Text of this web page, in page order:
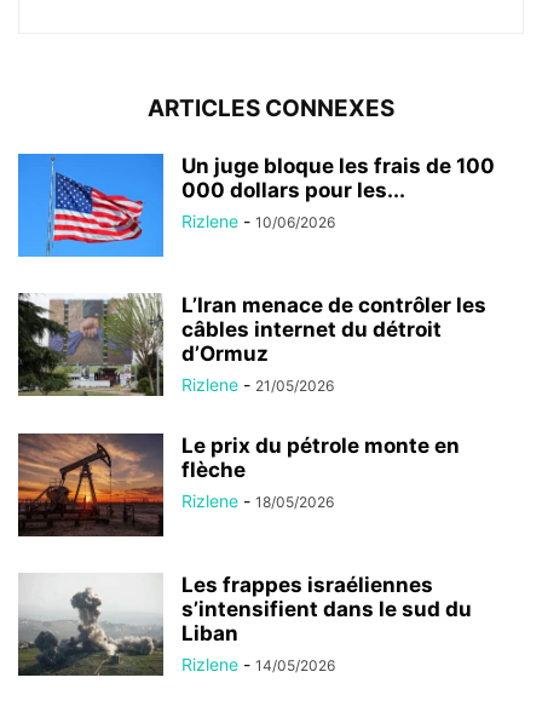
ARTICLES CONNEXES
Un juge bloque les frais de 100
000 dollars pour les...
Rizlene - 10/06/2026
L’Iran menace de contrôler les
câbles internet du détroit
d’Ormuz
Rizlene - 21/05/2026
Le prix du pétrole monte en
flèche
Rizlene - 18/05/2026
Les frappes israéliennes
s’intensifient dans le sud du
Liban
Rizlene - 14/05/2026